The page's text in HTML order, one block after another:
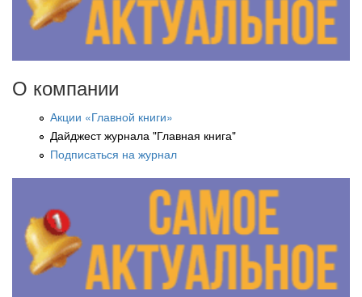
О компании
Акции «Главной книги»
Дайджест журнала "Главная книга"
Подписаться на журнал